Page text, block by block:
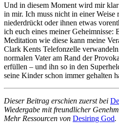
Und in diesem Moment wird mir
in mir. Ich muss nicht in einer Weise
niederdrückt oder ihnen etwas
ich euch eines meiner Geheimnisse:
Meditation wie diese kann meine
Clark Kents Telefonzelle
normalen Vater am Rand der
erfüllen – und ihn so in den
seine Kinder schon immer gehalten
Dieser Beitrag erschien zuerst bei
Wiedergabe mit freundlicher
Mehr Ressourcen von Desiring God.